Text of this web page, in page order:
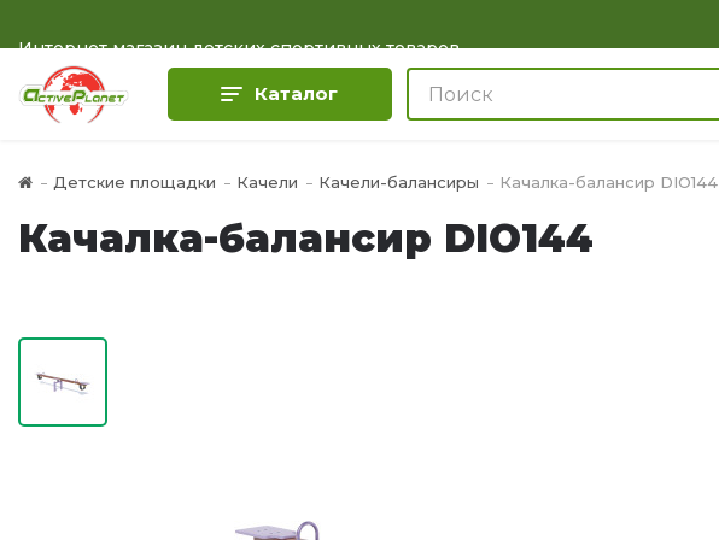
Интернет магазин детских спортивных товаров
Каталог
Детские площадки Качели Качели-балансиры Качалка-балансир DIO144
Качалка-балансир DIO144